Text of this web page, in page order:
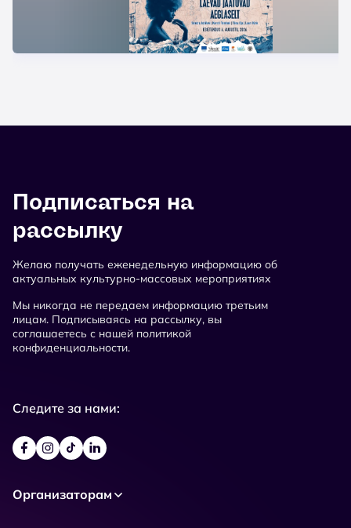
Подписаться на
рассылку
Желаю получать еженедельную информацию об
актуальных культурно-массовых мероприятиях
Мы никогда не передаем информацию третьим
лицам. Подписываясь на рассылку, вы
соглашаетесь с нашей политикой
конфиденциальности.
Следите за нами:
Организаторам